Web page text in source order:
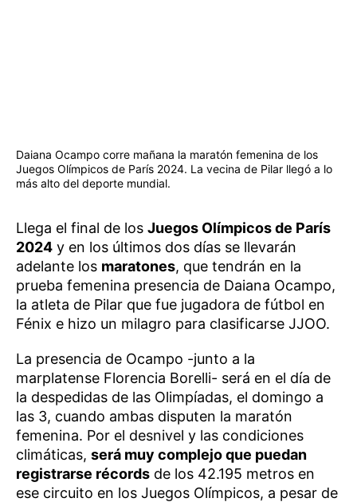
Daiana Ocampo corre mañana la maratón femenina de los
Juegos Olímpicos de París 2024. La vecina de Pilar llegó a lo
más alto del deporte mundial.
Llega el final de los Juegos Olímpicos de París
2024 y en los últimos dos días se llevarán
adelante los maratones, que tendrán en la
prueba femenina presencia de Daiana Ocampo,
la atleta de Pilar que fue jugadora de fútbol en
Fénix e hizo un milagro para clasificarse JJOO.
La presencia de Ocampo -junto a la
marplatense Florencia Borelli- será en el día de
la despedidas de las Olimpíadas, el domingo a
las 3, cuando ambas disputen la maratón
femenina. Por el desnivel y las condiciones
climáticas, será muy complejo que puedan
registrarse récords de los 42.195 metros en
ese circuito en los Juegos Olímpicos, a pesar de